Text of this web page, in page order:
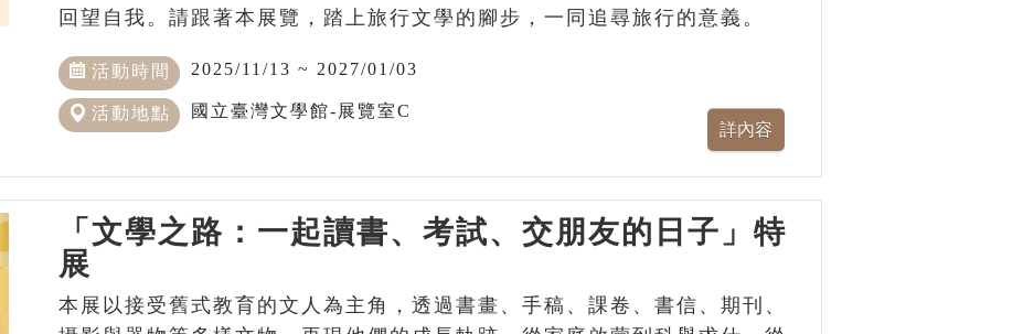
回望自我。請跟著本展覽，踏上旅行文學的腳步，一同追尋旅行的意義。
活動時間 2025/11/13 ~ 2027/01/03
活動地點 國立臺灣文學館-展覽室C
「文學之路：一起讀書、考試、交朋友的日子」特
展
本展以接受舊式教育的文人為主角，透過書畫、手稿、課卷、書信、期刊、